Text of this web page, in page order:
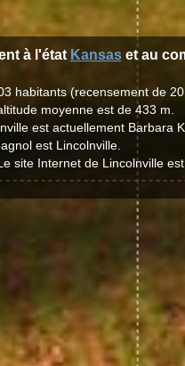
à l'état Kansaset au
habitants (recensement de
moyenne est de 433 m.
est actuellement Barbara
est Lincolnville.
site Internet de Lincolnville est